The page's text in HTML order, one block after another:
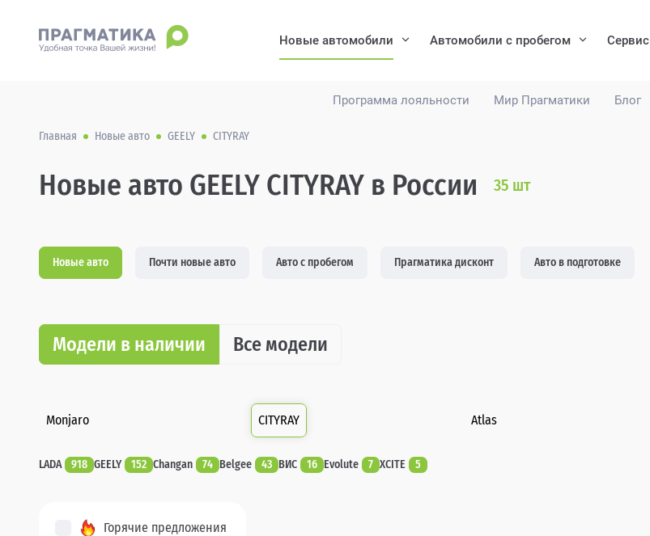
Программа лояльности Мир Прагматики Блог
Новые автомобили Автомобили с пробегом Сервис
Главная Новые авто GEELY CITYRAY
Новые авто GEELY CITYRAY в России 35 шт
Новые авто Почти новые авто Авто с пробегом Прагматика дисконт Авто в подготовке
Модели в наличии Все модели
Monjaro CITYRAY Atlas
LADA 918 GEELY 152 Changan 74 Belgee 43 ВИС 16 Evolute 7 XCITE 5
Горячие предложения